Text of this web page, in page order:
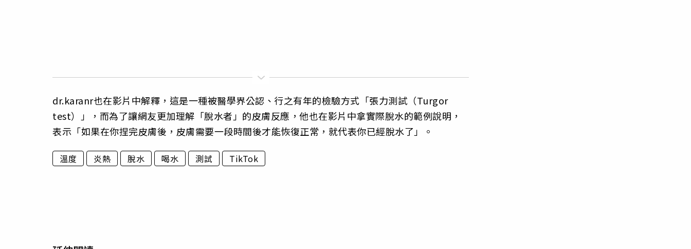
dr.karanr也在影片中解釋，這是一種被醫學界公認、行之有年的檢驗方式「張力測試（Turgor
test）」，而為了讓網友更加理解「脫水者」的皮膚反應，他也在影片中拿實際脫水的範例說明，
表示「如果在你捏完皮膚後，皮膚需要一段時間後才能恢復正常，就代表你已經脫水了」。
溫度 炎熱 脫水 喝水 測試 TikTok